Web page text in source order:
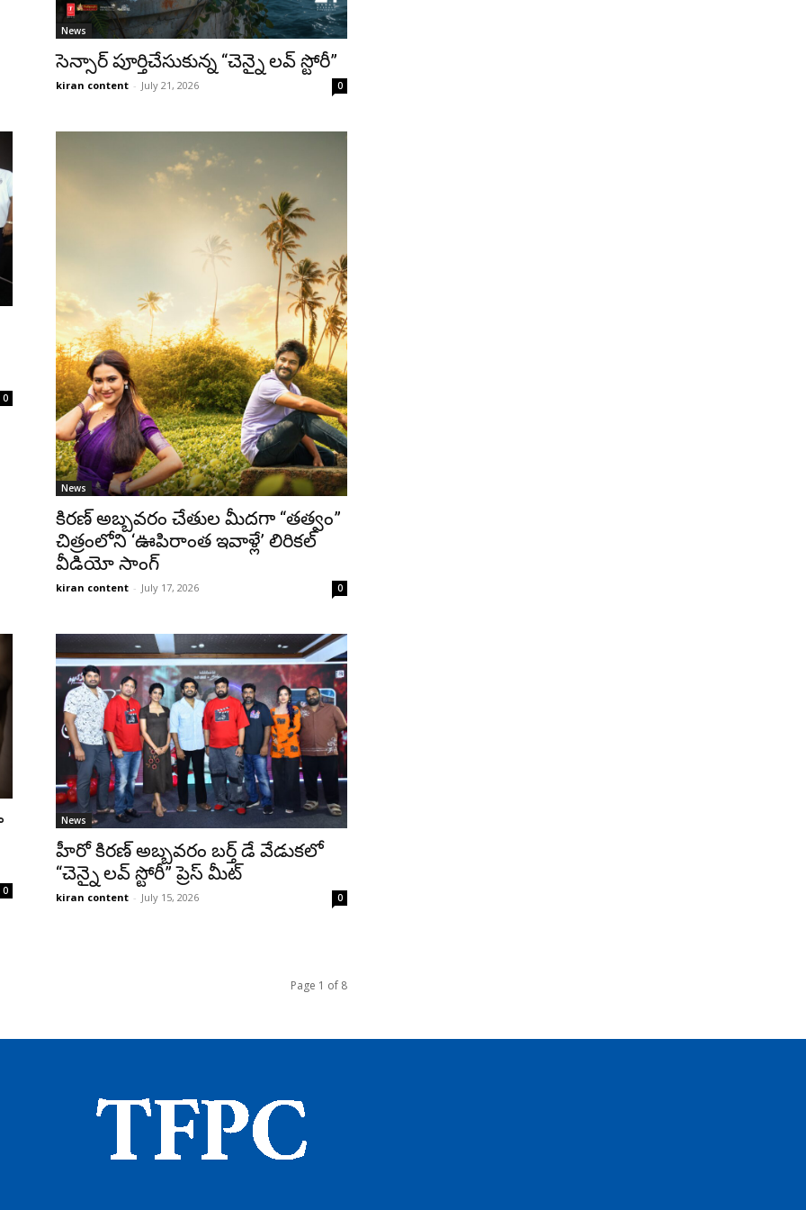
News
సెన్సార్ పూర్తిచేసుకున్న “చెన్నై లవ్ స్టోరీ”
kiran content - July 21, 2026 0
0
News
కిరణ్‌ అబ్బవరం చేతుల మీదగా “తత్వం”
చిత్రంలోని ‘ఊపిరాంత ఇవాళ్లే’ లిరికల్‌
వీడియో సాంగ్‌
kiran content - July 17, 2026 0
0
News
హీరో కిరణ్ అబ్బవరం బర్త్ డే వేడుకలో
“చెన్నై లవ్ స్టోరీ” ప్రెస్ మీట్
kiran content - July 15, 2026 0
Page 1 of 8